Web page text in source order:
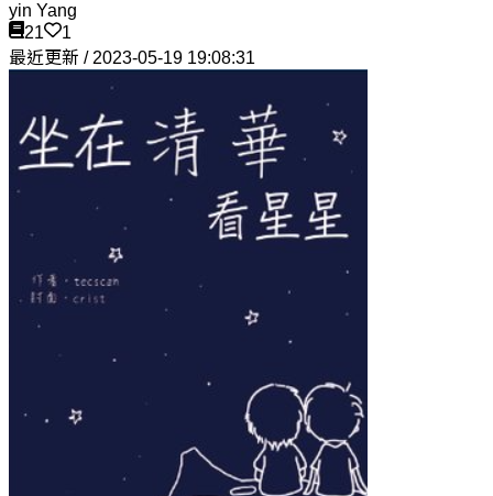
yin Yang
21
1
最近更新 / 2023-05-19 19:08:31